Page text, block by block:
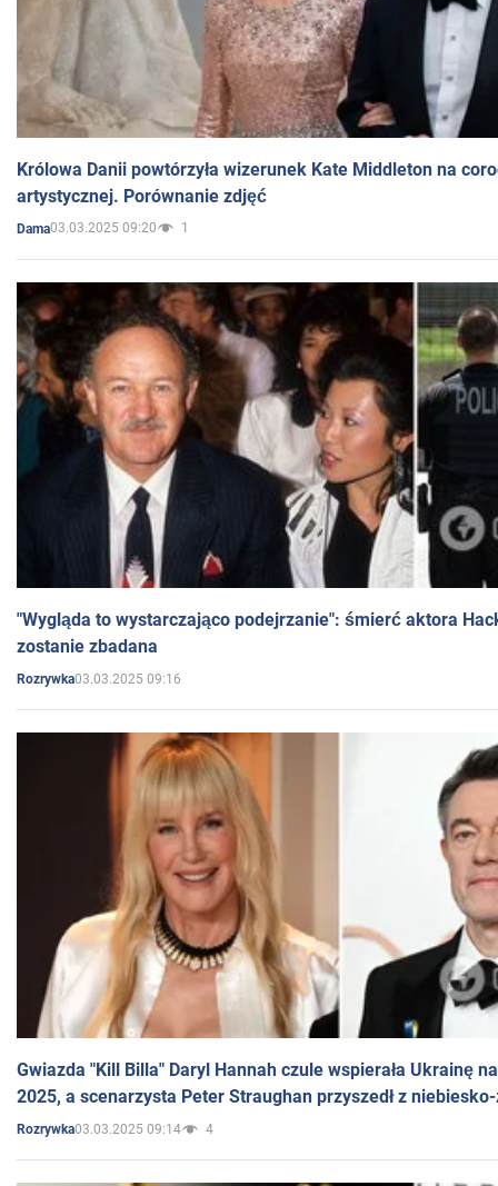
Królowa Danii powtórzyła wizerunek Kate Middleton na
artystycznej. Porównanie zdjęć
Dama03.03.2025 09:20 1
"Wygląda to wystarczająco podejrzanie": śmierć aktora
zostanie zbadana
Rozrywka03.03.2025 09:16
Gwiazda "Kill Billa" Daryl Hannah czule wspierała Ukrainę
2025, a scenarzysta Peter Straughan przyszedł z
Rozrywka03.03.2025 09:14 4